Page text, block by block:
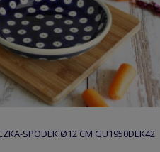
SPODEK Ø12 CM GU1950DEK42